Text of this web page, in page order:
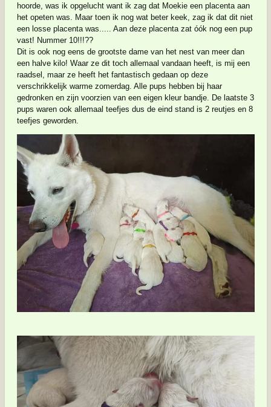
hoorde, was ik opgelucht want ik zag dat Moekie een placenta aan
het opeten was. Maar toen ik nog wat beter keek, zag ik dat dit niet
een losse placenta was..... Aan deze placenta zat óók nog een pup
vast! Nummer 10!!!??
Dit is ook nog eens de grootste dame van het nest van meer dan
een halve kilo! Waar ze dit toch allemaal vandaan heeft, is mij een
raadsel, maar ze heeft het fantastisch gedaan op deze
verschrikkelijk warme zomerdag. Alle pups hebben bij haar
gedronken en zijn voorzien van een eigen kleur bandje. De laatste 3
pups waren ook allemaal teefjes dus de eind stand is 2 reutjes en 8
teefjes geworden.